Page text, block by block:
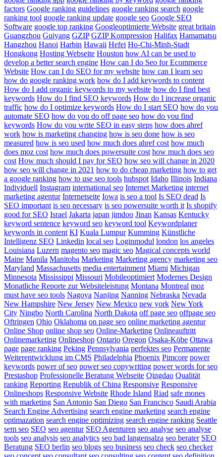
factors Google ranking guidelines google ranking search google
ranking tool google ranking update google seo Google SEO
Software google top ranking Googleoptimierte Website great britain
Guangzhou Guiyang GZIP GZIP Kompression Halifax Hamamatsu
Hangzhou Hanoi Harbin Hawaii Hefei Ho-Chi-Minh-Stadt
Hongkong Hosting Webseite Houston how AI can be used to
develop a better search engine How can I do Seo for Ecommerce
Website How can I do SEO for my website how can I learn seo
how do google ranking work how do I add keywords to content
How do I add organic keywords to my website how do I find best
keywords How do I find SEO keywords How do I increase organic
traffic how do I optimize keywords How do I start SEO how do you
automate SEO how do you do off page seo how do you find
keywords How do you write SEO in easy steps how does ahref
work how is marketing changing how is seo done how is seo
measured how is seo used how much does ahref cost how much
does moz cost how much does powersuite cost how much does seo
cost How much should I pay for SEO how seo will change in 2020
how seo will change in 2021 how to do cheap marketing how to get
a google ranking how to use seo tools hubspot Idaho Illinois Indiana
Individuell Instagram international seo Internet Marketing internet
marketing agentur Internetseite Iowa is seo a tool Is SEO dead Is
SEO important is seo necessary is seo powersuite worth it Is shopify
good for SEO Israel Jakarta japan jimdoo Jinan Kansas Kentucky
keyword sentence keyword seo keyword tool Keywordplaner
keywords in content KI Kuala Lumpur Kumming Künstliche
Intelligenz SEO Linkedin local seo Loginmodul london los angeles
Louisiana Luzern magento seo magic seo Magical concepts world
Maine Manila Manitoba Marketing Marketing agency marketing seo
Maryland Massachusetts media entertainment Miami Michigan
Minnesota Mississippi Missouri Mobileoptimiert Modernes Design
Monatliche Reporte zur Websiteleistung Montana Montreal moz
must have seo tools Nagoya Nanjing Nanning Nebraska Nevada
New Hampshire New Jersey New Mexico new york New York
City Ningbo North Carolina North Dakota off page seo offpage seo
Oftringen Ohio Oklahoma on page seo online marketing agentur
Online Shop online shop seo Online-Marketing Onlineauftritt
Onlinemarketing Onlineshop Ontario Oregon Osaka-Köbe Ottawa
page page ranking Peking Pennsylvania perfektes seo Permanente
Weiterentwicklung im CMS Philadelphia Phoenix Pimcore power
keywords power of seo power seo copywriting power words for seo
Prestashop Professionelle Beratung Webseite Qingdao Qualität
ranking Reporting Republik of China Responsive Responsive
Onlineshops Responsive Website Rhode Island Riad safe mones
with marketing San Antonio San Diego San Francisco Saudi Arabia
Search Engine Advertising search engine marketing search engine
optimazation search engine optimizing search engine ranking Seattle
sem seo SEO seo agentur SEO Agenturen seo analyse seo analyse
tools seo analysis seo analytics seo bad langensalza seo berater SEO
Beratung SEO berlin seo blogs seo business seo check seo checker